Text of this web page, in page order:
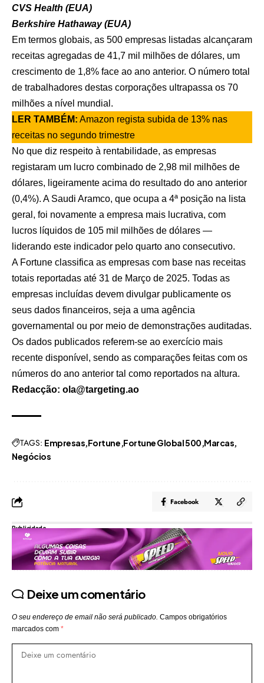
CVS Health (EUA)
Berkshire Hathaway (EUA)
Em termos globais, as 500 empresas listadas alcançaram
receitas agregadas de 41,7 mil milhões de dólares, um
crescimento de 1,8% face ao ano anterior. O número total
de trabalhadores destas corporações ultrapassa os 70
milhões a nível mundial.
LER TAMBÉM: Amazon regista subida de 13% nas
receitas no segundo trimestre
No que diz respeito à rentabilidade, as empresas
registaram um lucro combinado de 2,98 mil milhões de
dólares, ligeiramente acima do resultado do ano anterior
(0,4%). A Saudi Aramco, que ocupa a 4ª posição na lista
geral, foi novamente a empresa mais lucrativa, com
lucros líquidos de 105 mil milhões de dólares —
liderando este indicador pelo quarto ano consecutivo.
A Fortune classifica as empresas com base nas receitas
totais reportadas até 31 de Março de 2025. Todas as
empresas incluídas devem divulgar publicamente os
seus dados financeiros, seja a uma agência
governamental ou por meio de demonstrações auditadas.
Os dados publicados referem-se ao exercício mais
recente disponível, sendo as comparações feitas com os
números do ano anterior tal como reportados na altura.
Redacção: ola@targeting.ao
TAGS: Empresas Fortune Fortune Global 500 Marcas
Negócios
Facebook
Publicidade
Deixe um comentário
O seu endereço de email não será publicado. Campos obrigatórios
marcados com *